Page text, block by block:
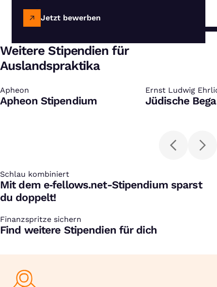
Jetzt bewerben
Weitere Stipendien für
Auslandspraktika
Apheon
:
Apheon Stipendium
Ernst Ludwig
:
Jüdische
Schlau kombiniert
:
Mit dem e‑fellows.net-Stipendium sparst
du doppelt!
Finanzspritze sichern
:
Find weitere Stipendien für dich